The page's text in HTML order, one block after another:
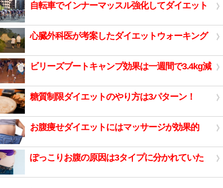
自転車でインナーマッスル強化してダイエット
心臓外科医が考案したダイエットウォーキング
ビリーズブートキャンプ効果は一週間で3.4kg減
糖質制限ダイエットのやり方は3パターン！
お腹痩せダイエットにはマッサージが効果的
ぽっこりお腹の原因は3タイプに分かれていた